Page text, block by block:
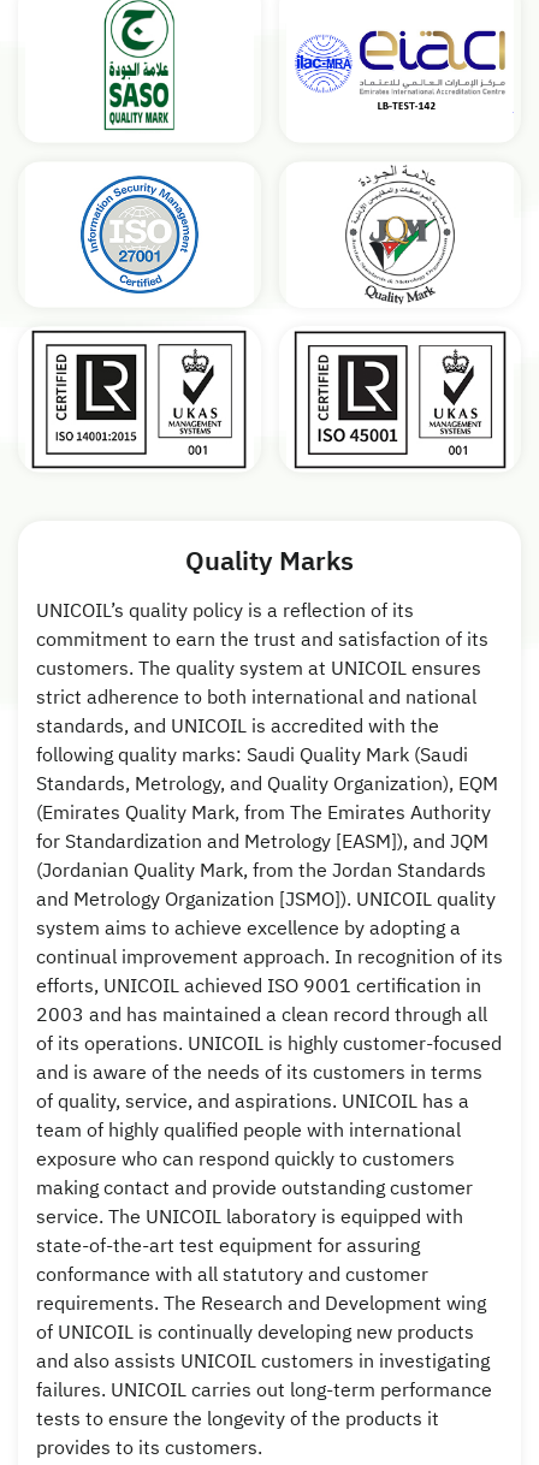
Quality Marks
UNICOIL’s quality policy is a reflection of its
commitment to earn the trust and satisfaction of its
customers. The quality system at UNICOIL ensures
strict adherence to both international and national
standards, and UNICOIL is accredited with the
following quality marks: Saudi Quality Mark (Saudi
Standards, Metrology, and Quality Organization), EQM
(Emirates Quality Mark, from The Emirates Authority
for Standardization and Metrology [EASM]), and JQM
(Jordanian Quality Mark, from the Jordan Standards
and Metrology Organization [JSMO]). UNICOIL quality
system aims to achieve excellence by adopting a
continual improvement approach. In recognition of its
efforts, UNICOIL achieved ISO 9001 certification in
2003 and has maintained a clean record through all
of its operations. UNICOIL is highly customer-focused
and is aware of the needs of its customers in terms
of quality, service, and aspirations. UNICOIL has a
team of highly qualified people with international
exposure who can respond quickly to customers
making contact and provide outstanding customer
service. The UNICOIL laboratory is equipped with
state-of-the-art test equipment for assuring
conformance with all statutory and customer
requirements. The Research and Development wing
of UNICOIL is continually developing new products
and also assists UNICOIL customers in investigating
failures. UNICOIL carries out long-term performance
tests to ensure the longevity of the products it
provides to its customers.